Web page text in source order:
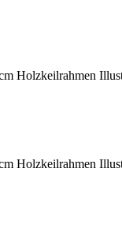
Holzkeilrahmen
Holzkeilrahmen